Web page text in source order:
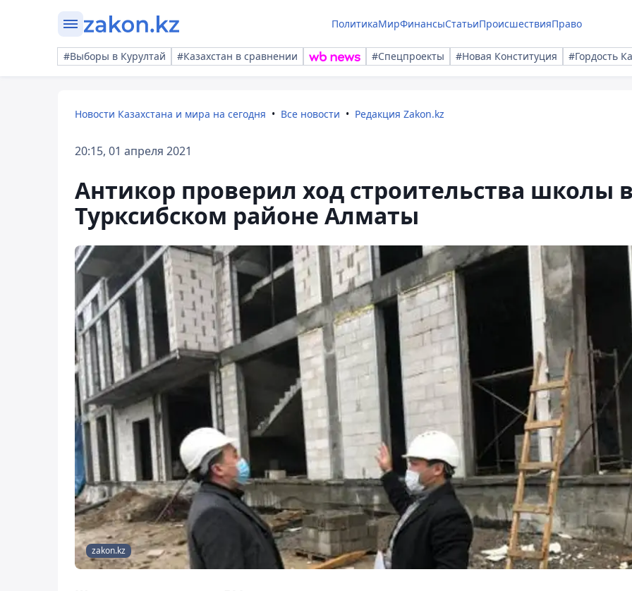
ПолитикаМирФинансыСтатьиПроисшествияПраво
#Выборы в Курултай #Казахстан в сравнении #Спецпроекты #Новая Конституция #Гордость
Новости Казахстана и мира на сегодня Все новости Редакция Zakon.kz
20:15, 01 апреля 2021
Антикор проверил ход строительства школы в
Турксибском районе Алматы
zakon.kz